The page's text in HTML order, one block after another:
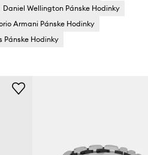
Daniel Wellington Pánske Hodinky
Armani Pánske Hodinky
Pánske Hodinky